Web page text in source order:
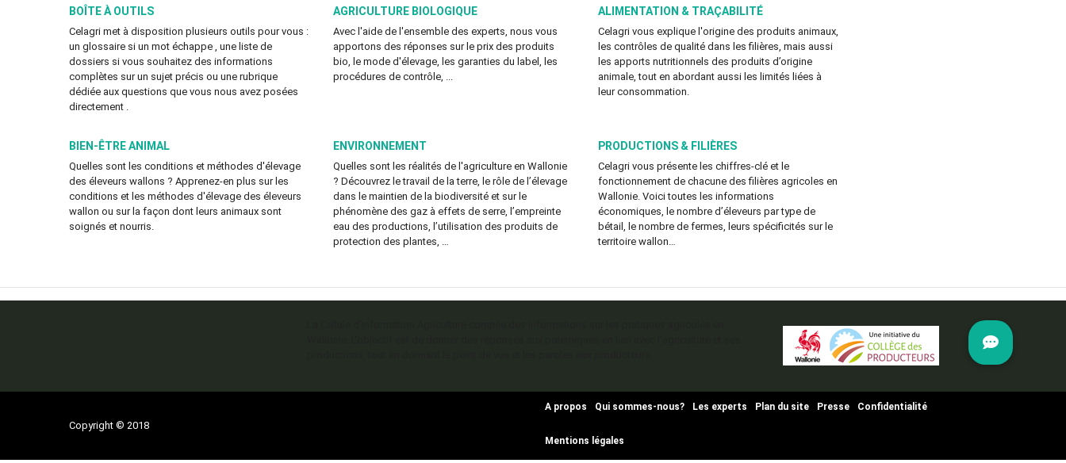
BOÎTE À OUTILS
Celagri met à disposition plusieurs outils pour vous :
un glossaire si un mot échappe , une liste de
dossiers si vous souhaitez des informations
complètes sur un sujet précis ou une rubrique
dédiée aux questions que vous nous avez posées
directement .
AGRICULTURE BIOLOGIQUE
Avec l'aide de l'ensemble des experts, nous vous
apportons des réponses sur le prix des produits
bio, le mode d'élevage, les garanties du label, les
procédures de contrôle, ...
ALIMENTATION & TRAÇABILITÉ
Celagri vous explique l'origine des produits animaux,
les contrôles de qualité dans les filières, mais aussi
les apports nutritionnels des produits d’origine
animale, tout en abordant aussi les limités liées à
leur consommation.
BIEN-ÊTRE ANIMAL
Quelles sont les conditions et méthodes d'élevage
des éleveurs wallons ? Apprenez-en plus sur les
conditions et les méthodes d'élevage des éleveurs
wallon ou sur la façon dont leurs animaux sont
soignés et nourris.
ENVIRONNEMENT
Quelles sont les réalités de l'agriculture en Wallonie
? Découvrez le travail de la terre, le rôle de l’élevage
dans le maintien de la biodiversité et sur le
phénomène des gaz à effets de serre, l’empreinte
eau des productions, l’utilisation des produits de
protection des plantes, …
PRODUCTIONS & FILIÈRES
Celagri vous présente les chiffres-clé et le
fonctionnement de chacune des filières agricoles en
Wallonie. Voici toutes les informations
économiques, le nombre d’éleveurs par type de
bétail, le nombre de fermes, leurs spécificités sur le
territoire wallon…
Copyright © 2018
A propos Qui sommes-nous? Les experts Plan du site Presse Confidentialité
Mentions légales